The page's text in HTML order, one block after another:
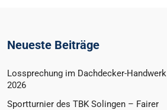
Neueste Beiträge
Lossprechung im Dachdecker-Handwerk
2026
Sportturnier des TBK Solingen – Fairer